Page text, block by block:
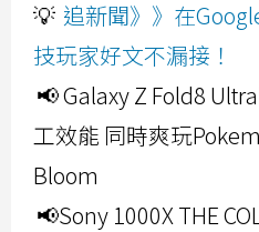
💡 追新聞》》在
技玩家好文不漏接！
📢 Galaxy Z Fold8
工效能 同時爽玩
Bloom
📢Sony 1000X THE